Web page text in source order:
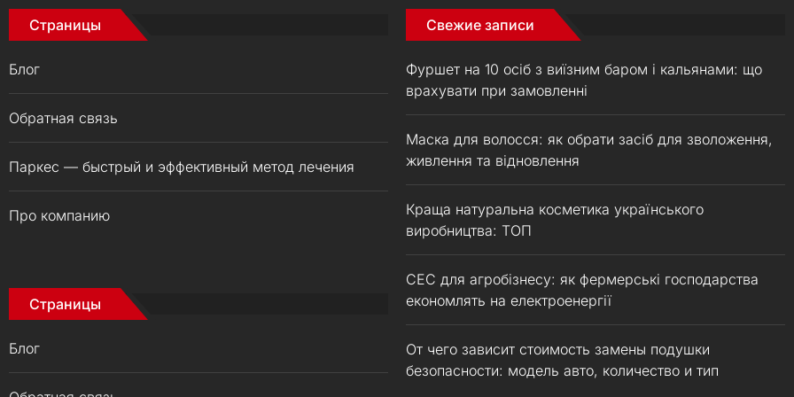
Страницы
Блог
Обратная связь
Паркес — быстрый и эффективный метод лечения
Про компанию
Страницы
Блог
Свежие записи
Фуршет на 10 осіб з виїзним баром і кальянами: що
врахувати при замовленні
Маска для волосся: як обрати засіб для зволоження,
живлення та відновлення
Краща натуральна косметика українського
виробництва: ТОП
СЕС для агробізнесу: як фермерські господарства
економлять на електроенергії
От чего зависит стоимость замены подушки
безопасности: модель авто, количество и тип